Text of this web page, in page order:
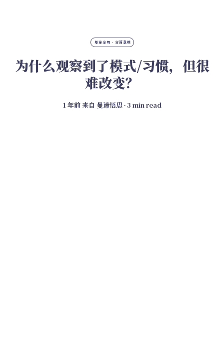
曼谛金句 · 言简意赅
为什么观察到了模式/习惯，但很
难改变？
1 年前来自 曼谛悟思∙ 3 min read